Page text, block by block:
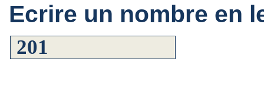
Ecrire un nombre en